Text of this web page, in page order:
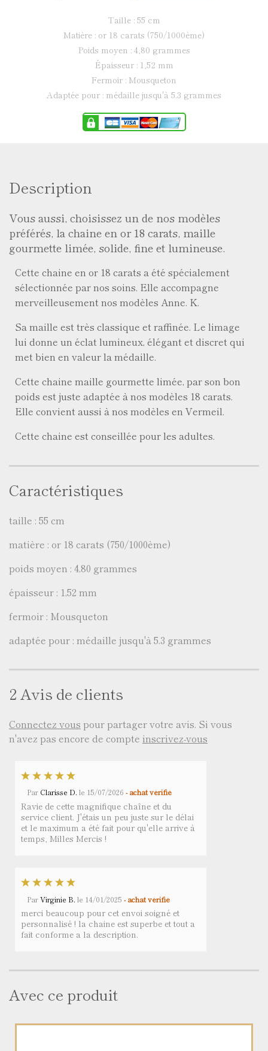
taille : 55 cm
matière : or 18 carats (750/1000ème)
poids moyen : 4,80 grammes
épaisseur : 1,52 mm
fermoir : Mousqueton
adaptée pour : médaille jusqu'à 5.3 grammes
Description
Vous aussi, choisissez un de nos modèles
préférés, la chaine en or 18 carats, maille
gourmette limée, solide, fine et lumineuse.
Cette chaine en or 18 carats a été spécialement
sélectionnée par nos soins. Elle accompagne
merveilleusement nos modèles Anne. K.
Sa maille est très classique et raffinée. Le limage
lui donne un éclat lumineux, élégant et discret qui
met bien en valeur la médaille.
Cette chaine maille gourmette limée, par son bon
poids est juste adaptée à nos modèles 18 carats.
Elle convient aussi à nos modèles en Vermeil.
Cette chaine est conseillée pour les adultes.
Caractéristiques
taille : 55 cm
matière : or 18 carats (750/1000ème)
poids moyen : 4,80 grammes
épaisseur : 1,52 mm
fermoir : Mousqueton
adaptée pour : médaille jusqu'à 5.3 grammes
2 Avis de clients
Connectez vous pour partager votre avis. Si vous
n'avez pas encore de compte inscrivez-vous
Par Clarisse D. le 15/07/2026 - achat vérifié
Ravie de cette magnifique chaîne et du
service client. J'étais un peu juste sur le délai
et le maximum a été fait pour qu'elle arrive à
temps, Milles Mercis !
ParVirginie B. le 14/01/2025 - achat vérifié
merci beaucoup pour cet envoi soigné et
personnalisé ! la chaine est superbe et tout a
fait conforme a la description.
Avec ce produit